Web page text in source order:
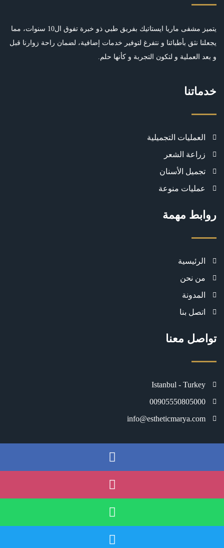
يتميز مشفى ماريا ايستاتيك بفريق طبي ذو خبرة تفوق ال10 سنوات، مما
يجعلنا نثق بأطبائنا و نتفرغ لتوفير خدمات إضافية، لضمان راحة زوارنا قبل
و بعد العملية و لتكون التجربة و كأنها حلم.
خدماتنا
العمليات التجميلية
زراعة الشعر
تجميل الأسنان
عمليات منوعة
روابط مهمة
الرئيسية
من نحن
المدونة
اتصل بنا
تواصل معنا
Istanbul - Turkey
00905550805000
info@estheticmarya.com